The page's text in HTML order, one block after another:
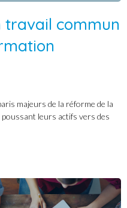
travail commun
majeurs de la réforme de la
leurs actifs vers des